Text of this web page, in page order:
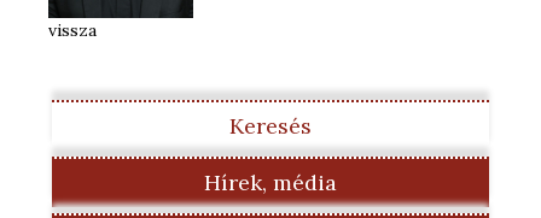
vissza
Keresés
Hírek, média